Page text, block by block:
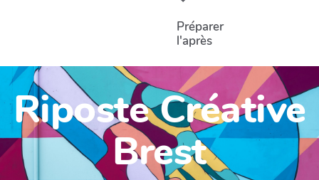
Préparer
l'après
Riposte Créative
Brest